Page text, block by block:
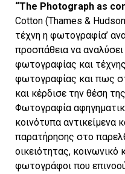
“The Photograph as
Cotton (Thames &
τέχνη η φωτογραφία’
προσπάθεια να
φωτογραφίας και
φωτογραφίας και πως
και κέρδισε την θέση
Φωτογραφία
κοινότυπα αντικείμενα
παρατήρησης στο
οικειότητας, κοινωνικό
φωτογράφοι που